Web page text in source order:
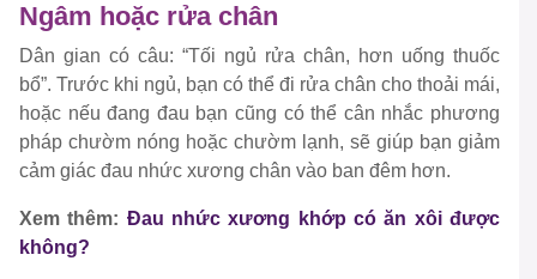
Ngâm hoặc rửa chân
Dân gian có câu: “Tối ngủ rửa chân, hơn uống thuốc
bổ”. Trước khi ngủ, bạn có thể đi rửa chân cho thoải mái,
hoặc nếu đang đau bạn cũng có thể cân nhắc phương
pháp chườm nóng hoặc chườm lạnh, sẽ giúp bạn giảm
cảm giác đau nhức xương chân vào ban đêm hơn.
Xem thêm: Đau nhức xương khớp có ăn xôi được
không?